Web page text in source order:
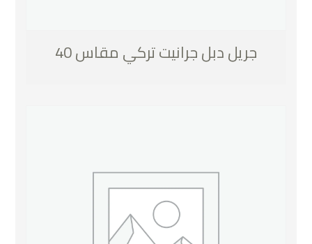
جريل دبل جرانيت تركي مقاس 40